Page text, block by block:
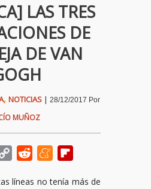
LAS TRES
DE
DE VAN
, NOTICIAS | 28/12/2017 Por
MUÑOZ
Copy
Reddit Meneame
líneas no tenía más de